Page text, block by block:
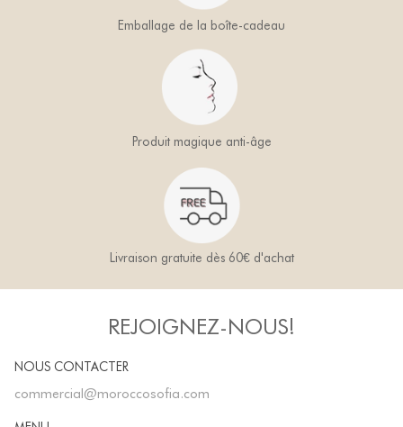
Emballage de la boîte-cadeau
Produit magique anti-âge
Livraison gratuite dès 60€ d'achat
REJOIGNEZ-NOUS!
NOUS CONTACTER
commercial@moroccosofia.com